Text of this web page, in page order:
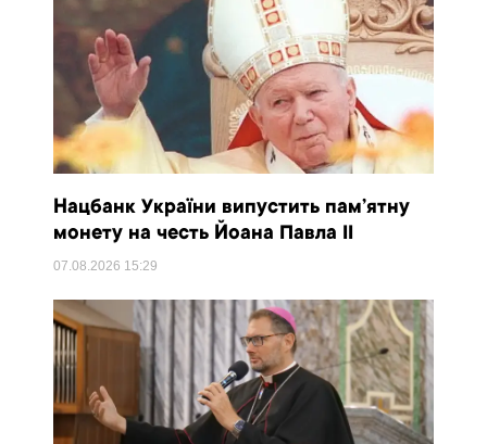
Нацбанк України випустить пам’ятну
монету на честь Йоана Павла II
07.08.2026 15:29